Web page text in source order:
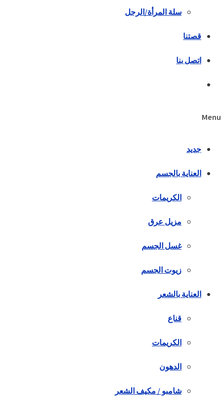
سلة المرأة/الرجل
قصتنا
اتصل بنا
Menu
جديد
العناية بالجسم
الكريمات
مزيل عرق
غسل الجسم
زيوت الجسم
العناية بالشعر
قناع
الكريمات
الدهون
شامبو / مكيف الشعر